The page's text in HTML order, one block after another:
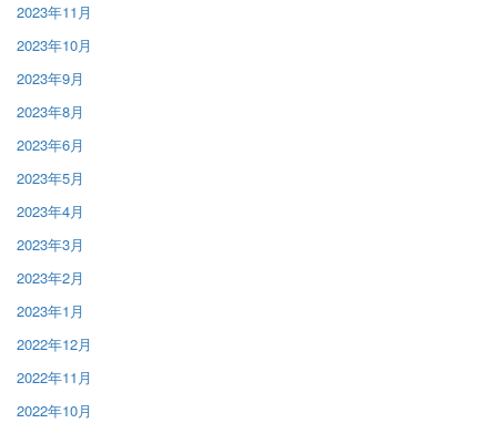
2023年11月
2023年10月
2023年9月
2023年8月
2023年6月
2023年5月
2023年4月
2023年3月
2023年2月
2023年1月
2022年12月
2022年11月
2022年10月